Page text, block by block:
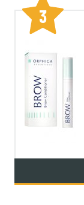
3